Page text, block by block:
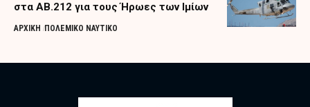
στα AB.212 για τους Ήρωες των Ιμίων
ΑΡΧΙΚΗ ΠΟΛΕΜΙΚΟ ΝΑΥΤΙΚΟ